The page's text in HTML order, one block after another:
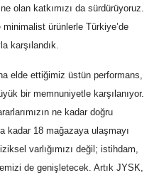
olan katkımızı da sürdürüyoruz.
ürünlerle Türkiye’de
karşılandık.
elde ettiğimiz üstün performans,
bir memnuniyetle karşılanıyor.
ne kadar doğru
kadar 18 mağazaya ulaşmayı
varlığımızı değil; istihdam,
de genişletecek. Artık JYSK,